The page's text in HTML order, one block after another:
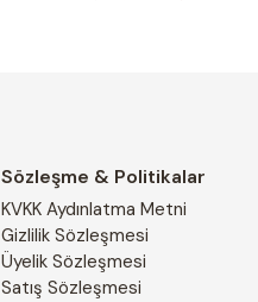
Sözleşme & Politikalar
KVKK Aydınlatma Metni
Gizlilik Sözleşmesi
Üyelik Sözleşmesi
Satış Sözleşmesi